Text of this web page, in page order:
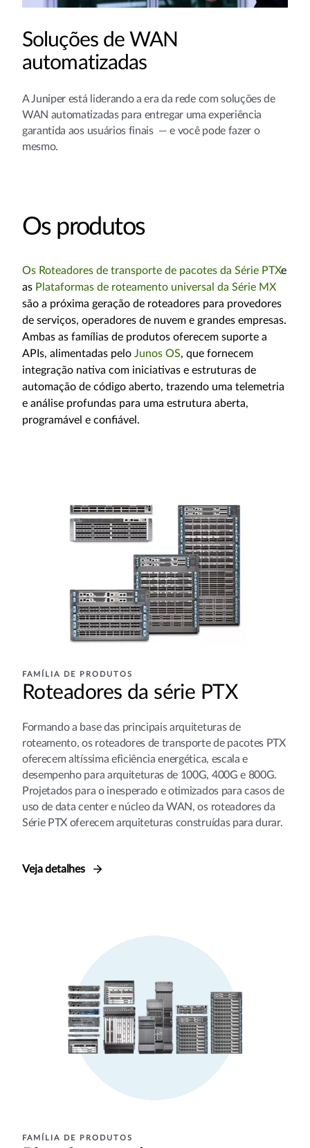
Soluções de WAN
automatizadas
A Juniper está liderando a era da rede com soluções de
WAN automatizadas para entregar uma experiência
garantida aos usuários finais — e você pode fazer o
mesmo.
Os produtos
Os Roteadores de transporte de pacotes da Série PTXe
as Plataformas de roteamento universal da Série MX
são a próxima geração de roteadores para provedores
de serviços, operadores de nuvem e grandes empresas.
Ambas as famílias de produtos oferecem suporte a
APIs, alimentadas pelo Junos OS, que fornecem
integração nativa com iniciativas e estruturas de
automação de código aberto, trazendo uma telemetria
e análise profundas para uma estrutura aberta,
programável e confiável.
FAMÍLIA DE PRODUTOS
Roteadores da série PTX
Formando a base das principais arquiteturas de
roteamento, os roteadores de transporte de pacotes PTX
oferecem altíssima eficiência energética, escala e
desempenho para arquiteturas de 100G, 400G e 800G.
Projetados para o inesperado e otimizados para casos de
uso de data center e núcleo da WAN, os roteadores da
Série PTX oferecem arquiteturas construídas para durar.
Veja detalhes
FAMÍLIA DE PRODUTOS